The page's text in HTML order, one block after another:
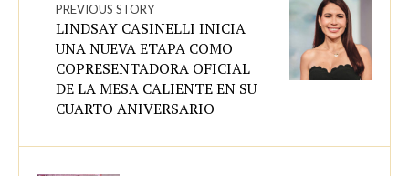
PREVIOUS STORY
LINDSAY CASINELLI INICIA
UNA NUEVA ETAPA COMO
COPRESENTADORA OFICIAL
DE LA MESA CALIENTE EN SU
CUARTO ANIVERSARIO